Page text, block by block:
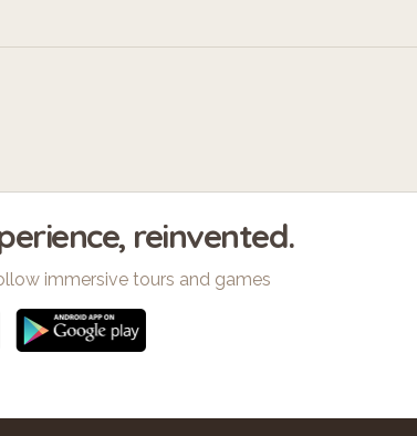
reinvented.
immersive tours and games